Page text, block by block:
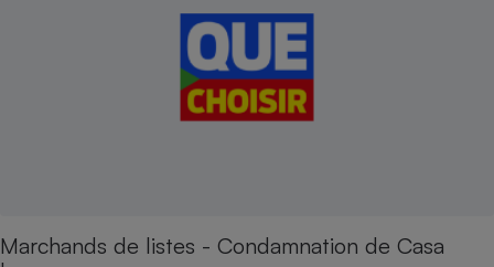
Marchands de listes - Condamnation de Casa